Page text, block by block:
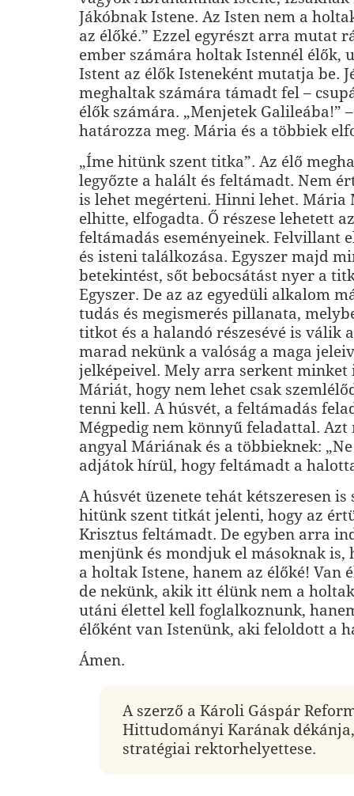
Jákóbnak Istene. Az Isten nem a
az élőké.” Ezzel egyrészt arra mutat
ember számára holtak Istennél élők,
Istent az élők Isteneként mutatja be.
meghaltak számára támadt fel –
élők számára. „Menjetek Galileába!”
határozza meg. Mária és a többiek
„Íme hitünk szent titka”. Az élő
legyőzte a halált és feltámadt. Nem
is lehet megérteni. Hinni lehet. Mária
elhitte, elfogadta. Ő részese lehetett
feltámadás eseményeinek. Felvillant
és isteni találkozása. Egyszer majd
betekintést, sőt bebocsátást nyer a
Egyszer. De az az egyedüli alkalom
tudás és megismerés pillanata,
titkot és a halandó részesévé is válik
marad nekünk a valóság a maga
jelképeivel. Mely arra serkent minket
Máriát, hogy nem lehet csak
tenni kell. A húsvét, a feltámadás
Mégpedig nem könnyű feladattal. Azt
angyal Máriának és a többieknek:
adjátok hírül, hogy feltámadt a
A húsvét üzenete tehát kétszeresen is
hitünk szent titkát jelenti, hogy az
Krisztus feltámadt. De egyben arra
menjünk és mondjuk el másoknak is,
a holtak Istene, hanem az élőké! Van
de nekünk, akik itt élünk nem a
utáni élettel kell foglalkoznunk,
élőként van Istenünk, aki feloldott a
Ámen.
A szerző a Károli Gáspár
Hittudományi Karának
stratégiai rektorhelyettese.